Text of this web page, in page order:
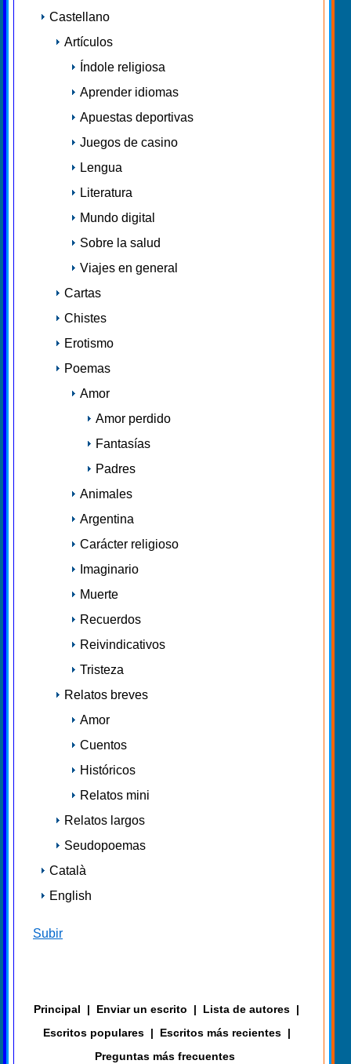
Castellano
Artículos
Índole religiosa
Aprender idiomas
Apuestas deportivas
Juegos de casino
Lengua
Literatura
Mundo digital
Sobre la salud
Viajes en general
Cartas
Chistes
Erotismo
Poemas
Amor
Amor perdido
Fantasías
Padres
Animales
Argentina
Carácter religioso
Imaginario
Muerte
Recuerdos
Reivindicativos
Tristeza
Relatos breves
Amor
Cuentos
Históricos
Relatos mini
Relatos largos
Seudopoemas
Català
English
Subir
Principal | Enviar un escrito | Lista de autores |
Escritos populares | Escritos más recientes |
Preguntas más frecuentes